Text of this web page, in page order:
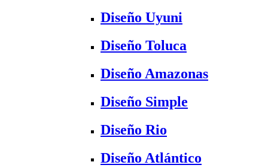
Diseño Uyuni
Diseño Toluca
Diseño Amazonas
Diseño Simple
Diseño Rio
Diseño Atlántico